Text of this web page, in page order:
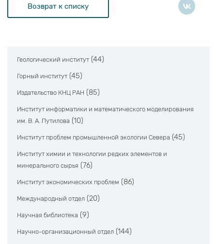
Возврат к списку
Геологический институт (44)
Горный институт (45)
Издательство КНЦ РАН (85)
Институт информатики и математического моделирования
им. В. А. Путилова (10)
Институт проблем промышленной экологии Севера (45)
Институт химии и технологии редких элементов и
минерального сырья (76)
Институт экономических проблем (86)
Международный отдел (20)
Научная библиотека (9)
Научно-организационный отдел (144)